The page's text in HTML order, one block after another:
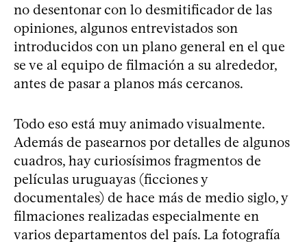
no desentonar con lo desmitificador de las
opiniones, algunos entrevistados son
introducidos con un plano general en el que
se ve al equipo de filmación a su alrededor,
antes de pasar a planos más cercanos.
Todo eso está muy animado visualmente.
Además de pasearnos por detalles de algunos
cuadros, hay curiosísimos fragmentos de
películas uruguayas (ficciones y
documentales) de hace más de medio siglo, y
filmaciones realizadas especialmente en
varios departamentos del país. La fotografía